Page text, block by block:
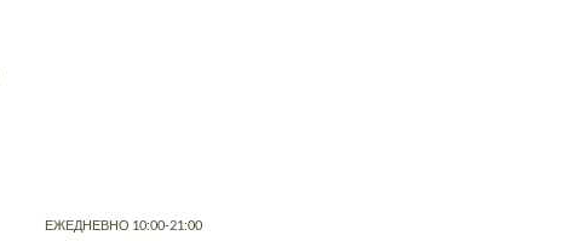
ЕЖЕДНЕВНО 10:00-21:00